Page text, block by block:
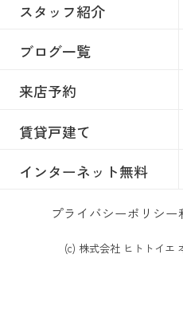
スタッフ紹介
ブログ一覧
来店予約
賃貸戸建て
インターネット無料
プライバシーポリシー
(c) 株式会社 ヒトトイエ